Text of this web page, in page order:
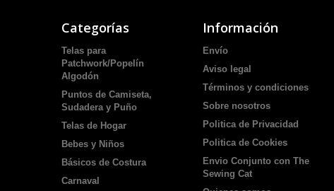
Categorías
Telas para
Patchwork/Popelín
Algodón
Puntos de Camiseta,
Sudadera y Puño
Telas de Hogar
Bebes y Niños
Básicos de Costura
Carnaval
Información
Envío
Aviso legal
Términos y condiciones
Sobre nosotros
Politica de Privacidad
Politica de Cookies
Envio Conjunto con The
Sewing Cat